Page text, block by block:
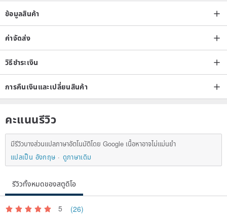
หลายของเราและค้นพบสมบัติที่สร้างสรรค์ด้วยความทุ่มเท ตั้งแต่ธังก้าที่ทำ
ด้วยมืออย่างประณีตไปจนถึงงานศิลปะที่ได้รับแรงบันดาลใจจากพุทธศาสนา มี
บางสิ่งบางอย่างสำหรับทุกคน
อย่าลังเลที่จะถามคำถามใดๆ ขอบคุณสำหรับการมีส่วนร่วมในการเดินทางของ
ขอให้สรรพสัตว์ทั้งหลายจงมีความสุข!
ข้อมูลสินค้า
ค่าจัดส่ง
วิธีชำระเงิน
การคืนเงินและเปลี่ยนสินค้า
คะแนนรีวิว
มีรีวิวบางส่วนแปลภาษาอัตโนมัติโดย Google เนื้อหาอาจไม่แม่นยำ
แปลเป็น อังกฤษ
ดูภาษาเดิม
รีวิวทั้งหมดของสตูดิโอ
5 (26)